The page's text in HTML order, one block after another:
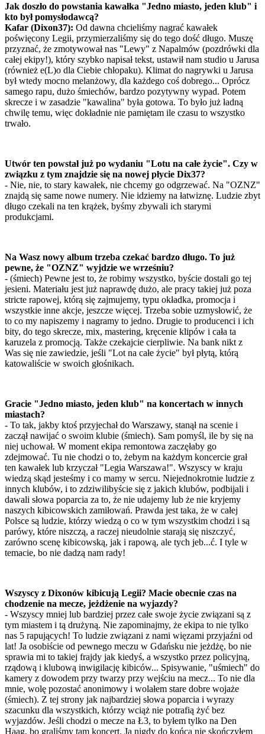
Jak doszło do powstania kawałka "Jedno miasto, jeden klub" i
kto był pomysłodawcą?
Kafar (Dixon37): Od dawna chcieliśmy nagrać kawałek
poświęcony Legii, przymierzaliśmy się do tego dość długo. Muszę
przyznać, że zmotywował nas "Lewy" z Napalmów (pozdrówki dla
całej ekipy!), który szybko napisał tekst, ustawił nam studio u Jarusa
(również e(L)o dla Ciebie chłopaku). Klimat do nagrywki u Jarusa
był wtedy mocno melanżowy, dla każdego coś dobrego... Oprócz
samego rapu, dużo śmiechów, bardzo pozytywny wypad. Potem
skrecze i w zasadzie "kawalina" była gotowa. To było już ładną
chwilę temu, więc dokładnie nie pamiętam ile czasu to wszystko
trwało.
Utwór ten powstał już po wydaniu "Lotu na całe życie". Czy w
związku z tym znajdzie się na nowej płycie Dix37?
- Nie, nie, to stary kawałek, nie chcemy go odgrzewać. Na "OZNZ"
znajdą się same nowe numery. Nie idziemy na łatwiznę. Ludzie zbyt
długo czekali na ten krążek, byśmy zbywali ich starymi
produkcjami.
Na Wasz nowy album trzeba czekać bardzo długo. To już
pewne, że "OZNZ" wyjdzie we wrześniu?
- (śmiech) Pewne jest to, że robimy wszystko, byście dostali go tej
jesieni. Materiału jest już naprawdę dużo, ale pracy takiej już poza
stricte rapowej, którą się zajmujemy, typu okładka, promocja i
wszystkie inne akcje, jeszcze więcej. Trzeba sobie uzmysłowić, że
to co my napiszemy i nagramy to jedno. Drugie to producenci i ich
bity, do tego skrecze, mix, mastering, kręcenie klipów i cała ta
karuzela z promocją. Także czekajcie cierpliwie. Na bank nikt z
Was się nie zawiedzie, jeśli "Lot na całe życie" był płytą, którą
katowaliście w swoich głośnikach.
Gracie "Jedno miasto, jeden klub" na koncertach w innych
miastach?
- To tak, jakby ktoś przyjechał do Warszawy, stanął na scenie i
zaczął nawijać o swoim klubie (śmiech). Sam pomyśl, ile by się na
niej uchował. W moment ekipa remontowa zaczęłaby go
zdejmować. Tu nie chodzi o to, żebym na każdym koncercie grał
ten kawałek lub krzyczał "Legia Warszawa!". Wszyscy w kraju
wiedzą skąd jesteśmy i co mamy w sercu. Niejednokrotnie ludzie z
innych klubów, i to zdziwilibyście się z jakich klubów, podbijali i
dawali słowa poparcia za to, że nie udajemy lub że nie kryjemy
naszych kibicowskich zamiłowań. Prawda jest taka, że w całej
Polsce są ludzie, którzy wiedzą o co w tym wszystkim chodzi i są
parówy, które niszczą, a raczej nieudolnie starają się niszczyć,
zarówno scenę kibicowską, jak i rapową, ale tych jeb...ć. I tyle w
temacie, bo nie dadzą nam rady!
Wszyscy z Dixonów kibicują Legii? Macie obecnie czas na
chodzenie na mecze, jeżdżenie na wyjazdy?
- Wszyscy mniej lub bardziej przez całe swoje życie związani są z
tym miastem i tą drużyną. Nie zapominajmy, że ekipa to nie tylko
nas 5 rapujących! To ludzie związani z nami więzami przyjaźni od
lat! Ja osobiście od pewnego meczu w Gdańsku nie jeżdżę, bo nie
sprawia mi to takiej frajdy jak kiedyś, a wszystko przez policyjną,
rządową i klubową inwigilację kibiców... Spisywanie, "uśmiech" do
kamery z dowodem przy twarzy przy wejściu na mecz... To nie dla
mnie, wolę pozostać anonimowy i wolałem stare dobre wojaże
(śmiech). Z tej strony jak najbardziej słowa poparcia i wyrazy
szacunku dla wszystkich, którzy wciąż nie potrafią żyć bez
wyjazdów. Jeśli chodzi o mecze na Ł3, to byłem tylko na Den
Haag, bo graliśmy tam koncert. Ja nigdy do końca nie skończyłem